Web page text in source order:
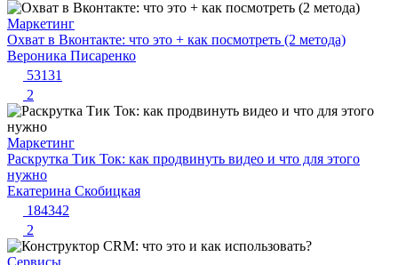
Маркетинг
Охват в Вконтакте: что это + как посмотреть (2 метода)
Вероника Писаренко
53131
2
Маркетинг
Раскрутка Тик Ток: как продвинуть видео и что для этого
нужно
Екатерина Скобицкая
184342
2
Сервисы